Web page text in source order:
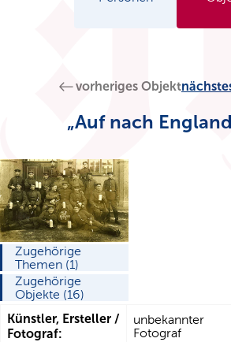
vorheriges Objekt
„Auf nach
Zugehörige
Themen (1)
Zugehörige
Objekte (16)
Künstler, Ersteller /
Fotograf:
unbekannter
Fotograf